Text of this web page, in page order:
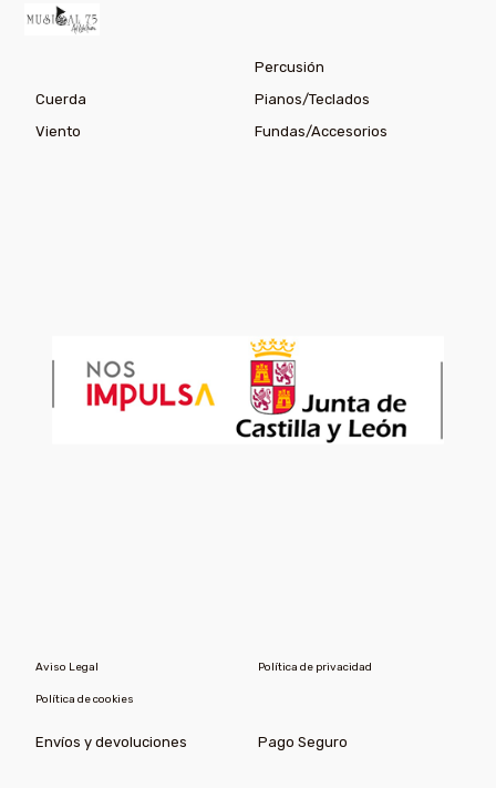
Percusión
Cuerda
Pianos/Teclados
Viento
Fundas/Accesorios
Aviso Legal Política de privacidad
Política de cookies
Envíos y devoluciones Pago Seguro